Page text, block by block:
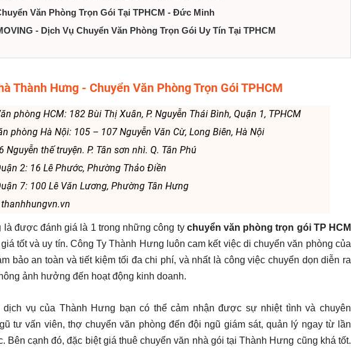
Văn Phòng Trọn Gói Tại TPHCM - Đức Minh
- Dịch Vụ Chuyển Văn Phòng Trọn Gói Uy Tín Tại TPHCM
Thành Hưng - Chuyển Văn Phòng Trọn Gói TPHCM
phòng HCM: 182 Bùi Thị Xuân, P. Nguyễn Thái Bình, Quận 1, TPHCM
Hà Nội: 105 – 107 Nguyễn Văn Cừ, Long Biên, Hà Nội
Nguyễn thế truyện. P. Tân sơn nhì. Q. Tân Phú
2: 16 Lê Phước, Phường Thảo Điền
7: 100 Lê Văn Lương, Phường Tân Hưng
là được đánh giá là 1 trong những công ty chuyển văn phòng trọn gói TP HCM
tốt và uy tín. Công Ty Thành Hưng luôn cam kết việc di chuyển văn phòng của
bảo an toàn và tiết kiệm tối đa chi phí, và nhất là công việc chuyển dọn diễn ra
ảnh hưởng đến hoạt động kinh doanh.
dịch vụ của Thành Hưng bạn có thể cảm nhận được sự nhiệt tình và chuyên
tư vấn viên, thợ chuyển văn phòng đến đội ngũ giám sát, quản lý ngay từ lần
Bên cạnh đó, đặc biệt giá thuê chuyển văn nhà gói tại Thành Hưng cũng khá tốt.